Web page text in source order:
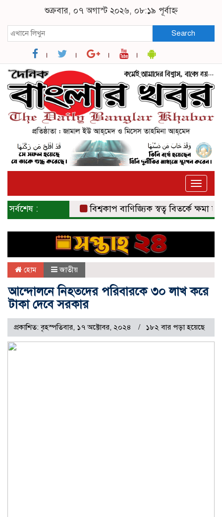
শুক্রবার, ০৭ অগাস্ট ২০২৬, ০৮:১৯ পূর্বাহ্ন
Search
Toggle
সর্বশেষ : বিশ্বকাপ বাণিজ্যিক স্বত্ব বিতর্কে ক্ষমা চাইল
হোম জাতীয়
আন্দোলনে নিহতদের পরিবারকে ৩০ লাখ করে
টাকা দেবে সরকার
প্রকাশিত: বৃহস্পতিবার, ১৭ অক্টোবর, ২০২৪ ১৮২ বার পড়া হয়েছে